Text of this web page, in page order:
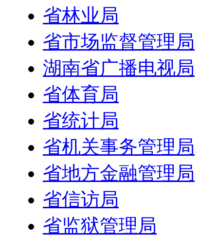
省林业局
省市场监督管理局
湖南省广播电视局
省体育局
省统计局
省机关事务管理局
省地方金融管理局
省信访局
省监狱管理局